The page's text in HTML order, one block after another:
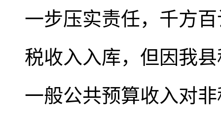
一步压实责任，千方
税收入入库，但因我
一般公共预算收入对